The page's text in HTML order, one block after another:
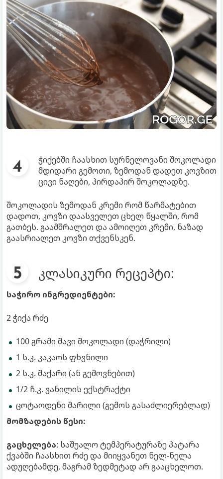
ჭიქებში ჩაასხით სურნელოვანი შოკოლადი
მდიდარი გემოთი, ზემოდან დადეთ კოვზით
ცივი ნაღები, პირდაპირ შოკოლადზე.
შოკოლადის ზემოდან კრემი რომ წარმატებით
დადოთ, კოვზი დაასველეთ ცხელ წყალში, რომ
გათბეს. გაამშრალეთ და ამოიღეთ კრემი, ნაზად
გაასრიალეთ კოვზი თქვენსკენ.
კლასიკური რეცეპტი:
საჭირო ინგრედიენტები:
2 ჭიქა რძე
100 გრამი შავი შოკოლადი (დაჭრილი)
1 ს.კ. კაკაოს ფხვნილი
2 ს.კ. შაქარი (ან გემოვნებით)
1/2 ჩ.კ. ვანილის ექსტრაქტი
ცოტაოდენი მარილი (გემოს გასაძლიერებლად)
მომზადების წესი:
გაცხელება: საშუალო ტემპერატურაზე პატარა
ქვაბში ჩაასხით რძე და მიიყვანეთ ნელ-ნელა
ადუღებამდე, მაგრამ ზედმეტად არ გააცხელოთ.